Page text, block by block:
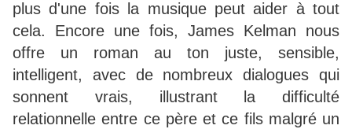
plus d'une fois la musique peut aider à tout
cela. Encore une fois, James Kelman nous
offre un roman au ton juste, sensible,
intelligent, avec de nombreux dialogues qui
sonnent vrais, illustrant la difficulté
relationnelle entre ce père et ce fils malgré un